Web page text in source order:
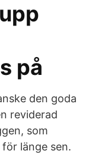
på
den goda
reviderad
som
länge sen.